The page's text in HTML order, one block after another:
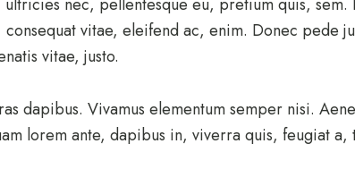
vitae, eleifend ac, enim. Donec pede
vitae, justo.
dapibus. Vivamus elementum semper nisi.
lorem ante, dapibus in, viverra quis, feugiat a,